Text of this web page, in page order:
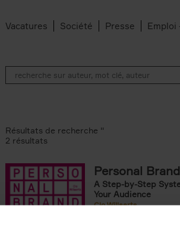
Vacatures Société Presse Emploi
Résultats de recherche ''
2 résultats
Personal
A Step-by-Step
Your Audience
Clo Willaerts